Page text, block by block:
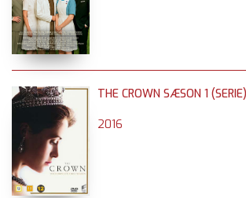
THE CROWN SÆSON 1 (SERIE)
2016